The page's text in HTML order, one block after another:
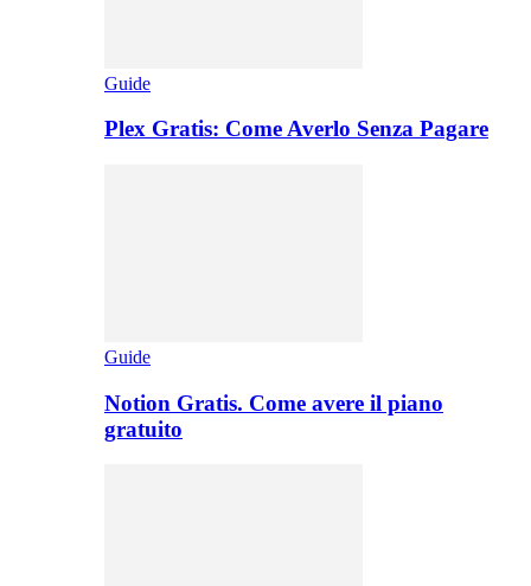
Guide
Plex Gratis: Come Averlo Senza Pagare
Guide
Notion Gratis. Come avere il piano
gratuito